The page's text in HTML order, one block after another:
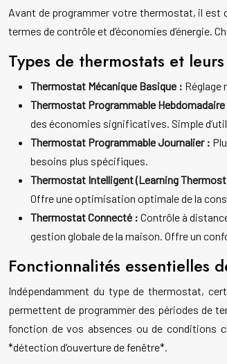
Avant de programmer votre thermostat, il est
termes de contrôle et d’économies d’énergie.
Types de thermostats et
Thermostat Mécanique Basique : Réglage
Thermostat Programmable Hebdomadaire
des économies significatives. Simple
Thermostat Programmable Journalier :
besoins plus spécifiques.
Thermostat Intelligent (Learning
Offre une optimisation optimale de la
Thermostat Connecté : Contrôle à
gestion globale de la maison. Offre un
Fonctionnalités essentielles
Indépendamment du type de thermostat,
permettent de programmer des périodes de
fonction de vos absences ou de conditions
*détection d’ouverture de fenêtre*.